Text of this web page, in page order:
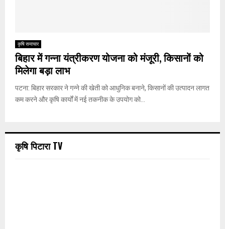
कृषि समाचार
बिहार में गन्ना यंत्रीकरण योजना को मंजूरी, किसानों को
मिलेगा बड़ा लाभ
पटना: बिहार सरकार ने गन्ने की खेती को आधुनिक बनाने, किसानों की उत्पादन लागत
कम करने और कृषि कार्यों में नई तकनीक के उपयोग को...
कृषि पिटारा TV